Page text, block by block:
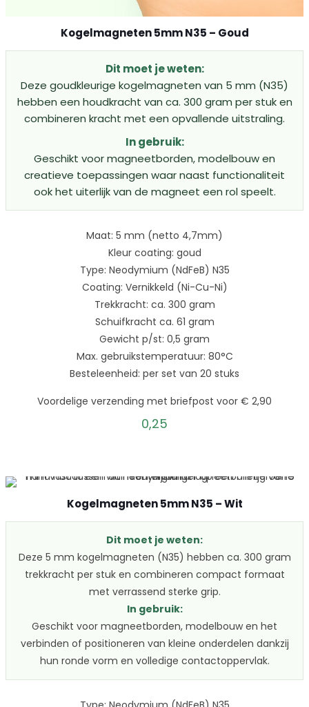
Kogelmagneten 5mm N35 – Goud
Dit moet je weten:
Deze goudkleurige kogelmagneten van 5 mm (N35)
hebben een houdkracht van ca. 300 gram per stuk en
combineren kracht met een opvallende uitstraling.
In gebruik:
Geschikt voor magneetborden, modelbouw en
creatieve toepassingen waar naast functionaliteit
ook het uiterlijk van de magneet een rol speelt.
Maat: 5 mm (netto 4,7mm)
Kleur coating: goud
Type: Neodymium (NdFeB) N35
Coating: Vernikkeld (Ni-Cu-Ni)
Trekkracht: ca. 300 gram
Schuifkracht ca. 61 gram
Gewicht p/st: 0,5 gram
Max. gebruikstemperatuur: 80°C
Besteleenheid: per set van 20 stuks
Voordelige verzending met briefpost voor € 2,90
0,25
Kogelmagneten 5mm N35 – Wit
Dit moet je weten:
Deze 5 mm kogelmagneten (N35) hebben ca. 300 gram
trekkracht per stuk en combineren compact formaat
met verrassend sterke grip.
In gebruik:
Geschikt voor magneetborden, modelbouw en het
verbinden of positioneren van kleine onderdelen dankzij
hun ronde vorm en volledige contactoppervlak.